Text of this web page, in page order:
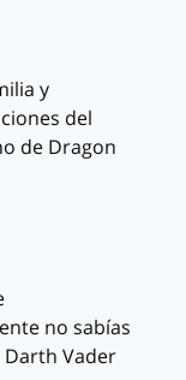
y
del
de Dragon
no sabías
Vader